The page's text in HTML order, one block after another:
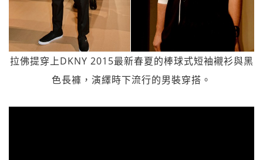
拉佛提穿上DKNY 2015最新春夏的棒球式短袖襯衫與黑
色長褲，演繹時下流行的男裝穿搭。